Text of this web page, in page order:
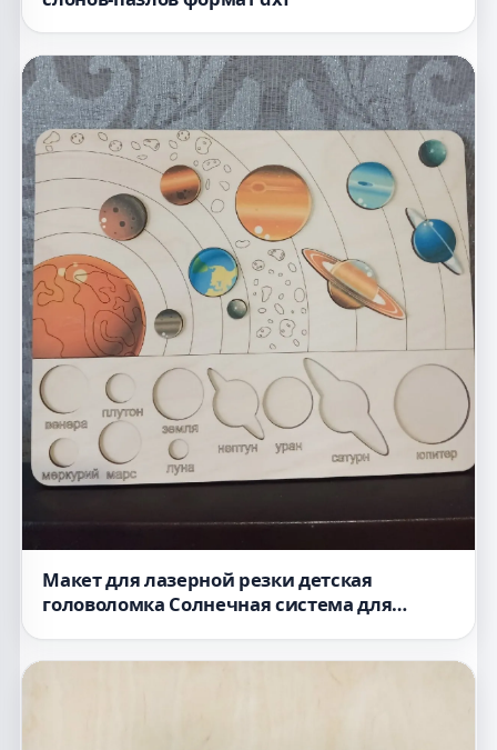
Макет для лазерной резки детская
головоломка Солнечная система для